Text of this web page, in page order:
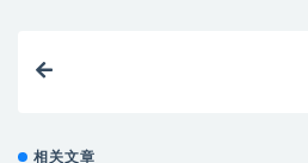
相关文章